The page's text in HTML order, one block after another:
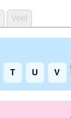
Veel
T U V